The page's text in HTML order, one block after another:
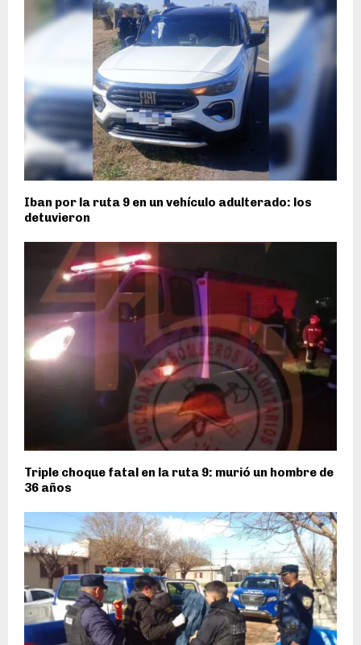
Iban por la ruta 9 en un vehículo adulterado: los
detuvieron
Triple choque fatal en la ruta 9: murió un hombre de
36 años